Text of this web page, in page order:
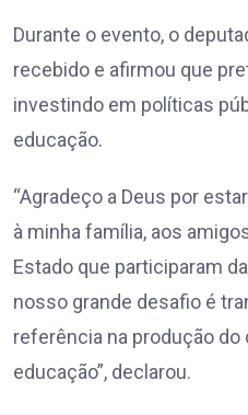
Durante o evento, o
recebido e afirmou que
investindo em políticas
educação.
“Agradeço a Deus por
à minha família, aos
Estado que participaram
nosso grande desafio é
referência na produção
educação”, declarou.